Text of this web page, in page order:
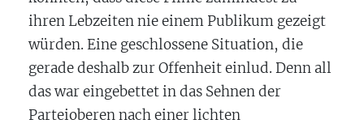
ihren Lebzeiten nie einem Publikum gezeigt
würden. Eine geschlossene Situation, die
gerade deshalb zur Offenheit einlud. Denn all
das war eingebettet in das Sehnen der
Parteioberen nach einer lichten